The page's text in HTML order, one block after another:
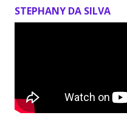
STEPHANY DA SILVA